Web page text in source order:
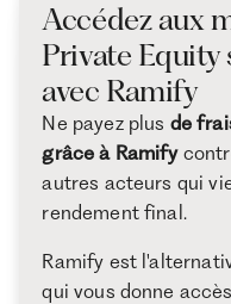
Accédez aux
Private Equity
avec Ramify
Ne payez plus de
grâce à Ramify
autres acteurs qui
rendement final.
Ramify est
qui vous donne